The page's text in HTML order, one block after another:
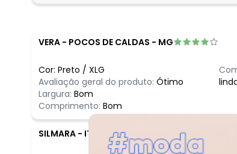
fevereiro/2026
VERA - POCOS DE CALDAS - MG
Cor: Preto / XLG
Avaliação geral do produto: Ótimo
Largura: Bom
Comprimento: Bom
SILMARA - ITANHANDU - MG